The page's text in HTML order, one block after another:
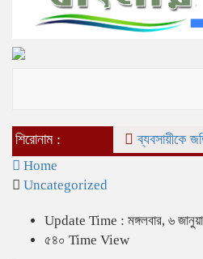
শিরোনাম : ব্যবসায়ীকে
Home
Uncategorized
Update Time : মঙ্গলবার, ৬
৫৪০ Time View